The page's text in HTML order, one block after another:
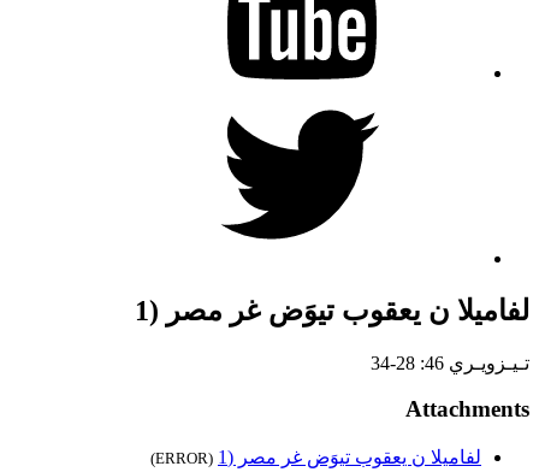
لفاميلا ن يعقوب تيوَض غر مصر (1
تـيـزويـري 46: 28-34
Attachments
لفاميلا ن يعقوب تيوَض غر مصر (1 (ERROR)